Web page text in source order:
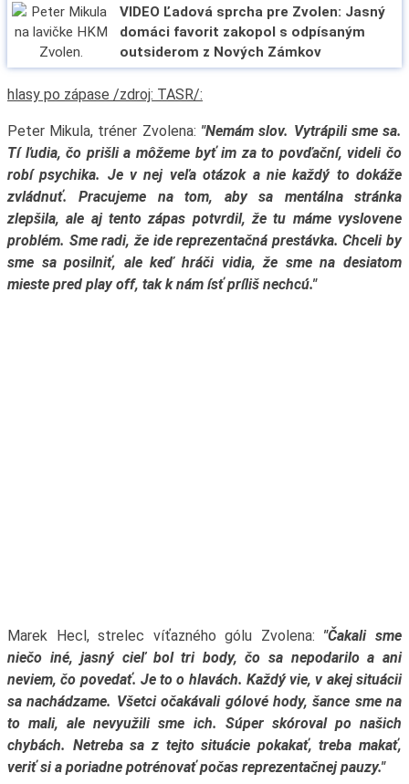
VIDEO Ľadová sprcha pre Zvolen: Jasný
domáci favorit zakopol s odpísaným
outsiderom z Nových Zámkov
hlasy po zápase /zdroj: TASR/:
Peter Mikula, tréner Zvolena: "Nemám slov. Vytrápili sme sa.
Tí ľudia, čo prišli a môžeme byť im za to povďační, videli čo
robí psychika. Je v nej veľa otázok a nie každý to dokáže
zvládnuť. Pracujeme na tom, aby sa mentálna stránka
zlepšila, ale aj tento zápas potvrdil, že tu máme vyslovene
problém. Sme radi, že ide reprezentačná prestávka. Chceli by
sme sa posilniť, ale keď hráči vidia, že sme na desiatom
mieste pred play off, tak k nám ísť príliš nechcú."
Marek Hecl, strelec víťazného gólu Zvolena: "Čakali sme
niečo iné, jasný cieľ bol tri body, čo sa nepodarilo a ani
neviem, čo povedať. Je to o hlavách. Každý vie, v akej situácii
sa nachádzame. Všetci očakávali gólové hody, šance sme na
to mali, ale nevyužili sme ich. Súper skóroval po našich
chybách. Netreba sa z tejto situácie pokakať, treba makať,
veriť si a poriadne potrénovať počas reprezentačnej pauzy."